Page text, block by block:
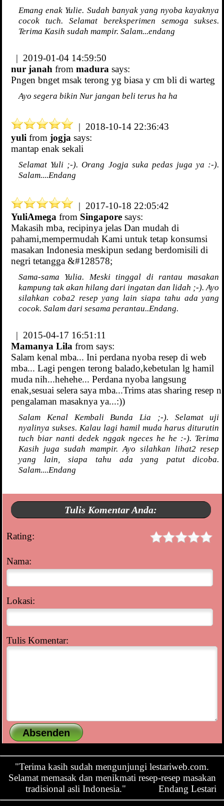
Emang enak Yulie. Sudah banyak yang nyoba kayaknya
cocok tuch. Selamat bereksperimen semoga sukses.
Terima Kasih sudah mampir. Salam...endang
| 2019-01-04 14:59:50
nur janah from madura says:
Pngen bnget msak terong yg biasa y cm bli di warteg
Ayo segera bikin Nur jangan beli terus ha ha
| 2018-10-14 22:36:43
yuli from jogja says:
mantap enak sekali
Selamat Yuli ;-). Orang Jogja suka pedas juga ya :-).
Salam....Endang
| 2017-10-18 22:05:42
YuliAmega from Singapore says:
Makasih mba, recipinya jelas Dan mudah di
pahami,mempermudah Kami untuk tetap konsumsi
masakan Indonesia meskipun sedang berdomisili di
negri tetangga &#128578;
Sama-sama Yulia. Meski tinggal di rantau masakan
kampung tak akan hilang dari ingatan dan lidah ;-). Ayo
silahkan coba2 resep yang lain siapa tahu ada yang
cocok. Salam dari sesama perantau..Endang.
| 2015-04-17 16:51:11
Mamanya Lila from says:
Salam kenal mba... Ini perdana nyoba resep di web
mba... Lagi pengen terong balado,kebetulan lg hamil
muda nih...hehehe... Perdana nyoba langsung
enak,sesuai selera saya mba...Trims atas sharing resep n
pengalaman masaknya ya...:))
Salam Kenal Kembali Bunda Lia ;-). Selamat uji
nyalinya sukses. Kalau lagi hamil muda harus diturutin
tuch biar nanti dedek nggak ngeces he he :-). Terima
Kasih juga sudah mampir. Ayo silahkan lihat2 resep
yang lain, siapa tahu ada yang patut dicoba.
Salam....Endang
Tulis Komentar Anda:
Rating:
Nama:
Lokasi:
Tulis Komentar:
"Terima kasih sudah mengunjungi lestariweb.com.
Selamat memasak dan menikmati resep-resep masakan
tradisional asli Indonesia."
Endang Lestari